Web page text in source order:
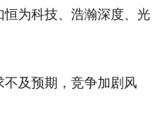
为科技、浩瀚深度、光
不及预期，竞争加剧风